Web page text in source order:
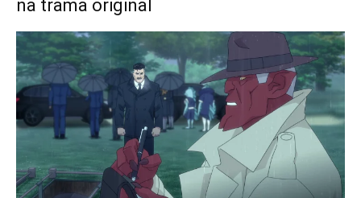
na trama original